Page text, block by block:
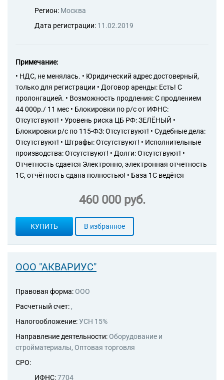
Регион: Москва
Дата регистрации: 11.02.2019
Примечание:
• НДС, не менялась. • Юридический адрес достоверный,
только для регистрации • Договор аренды: Есть! С
пролонгацией. • Возможность продления: С продлением
44 000р./ 11 мес • Блокировки по р/с от ИФНС:
Отсутствуют! • Уровень риска ЦБ РФ: ЗЕЛЁНЫЙ •
Блокировки р/с по 115-ФЗ: Отсутствуют! • Судебные дела:
Отсутствуют! • Штрафы: Отсутствуют! • Исполнительные
производства: Отсутствуют! • Долги: Отсутствуют! •
Отчетность сдается Электронно, электронная отчетность
1С, отчётность сдана полностью! • База 1С ведётся
460 000 руб.
КУПИТЬ В избранное
ООО "АКВАРИУС"
Правовая форма: ООО
Расчетный счет: ,
Налогообложение:УСН 15%
Направление деятельности: Оборудование и
стройматериалы, Оптовая торговля
СРО:
ИФНС:7704